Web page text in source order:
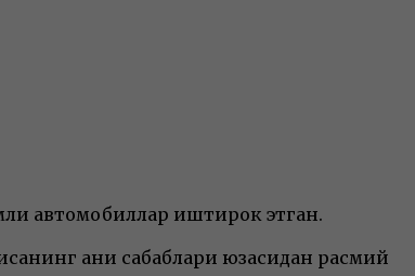
автомобиллар иштирок этган.
аниқ сабаблари юзасидан расмий